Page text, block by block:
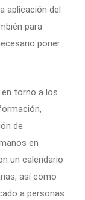
aplicación del
para
poner
en torno a los
de
en
un calendario
así como
a personas